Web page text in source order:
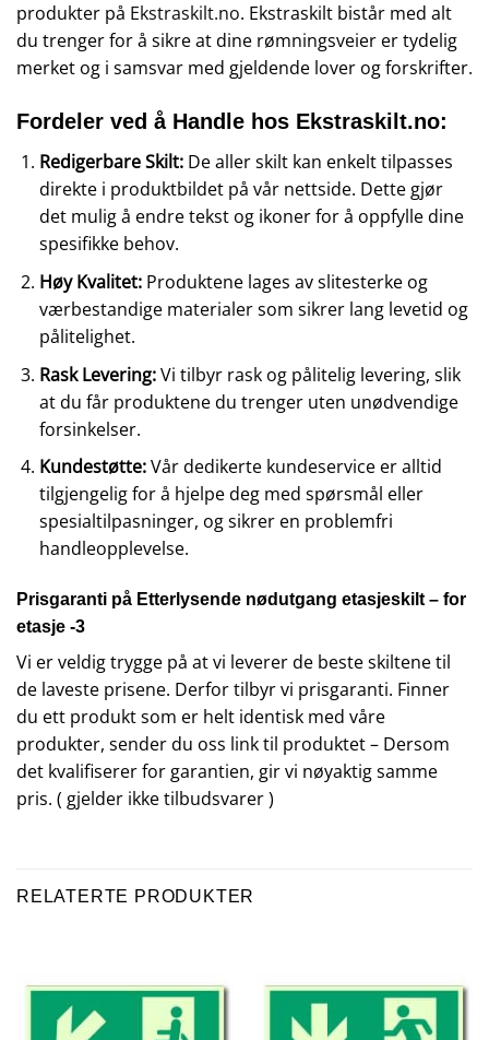
produkter på Ekstraskilt.no. Ekstraskilt bistår med alt
du trenger for å sikre at dine rømningsveier er tydelig
merket og i samsvar med gjeldende lover og forskrifter.
Fordeler ved å Handle hos Ekstraskilt.no:
Redigerbare Skilt:De aller skilt kan enkelt tilpasses
direkte i produktbildet på vår nettside. Dette gjør
det mulig å endre tekst og ikoner for å oppfylle dine
spesifikke behov.
Høy Kvalitet:Produktene lages av slitesterke og
værbestandige materialer som sikrer lang levetid og
pålitelighet.
Rask Levering:Vi tilbyr rask og pålitelig levering, slik
at du får produktene du trenger uten unødvendige
forsinkelser.
Kundestøtte:Vår dedikerte kundeservice er alltid
tilgjengelig for å hjelpe deg med spørsmål eller
spesialtilpasninger, og sikrer en problemfri
handleopplevelse.
Prisgaranti på Etterlysende nødutgang etasjeskilt – for
etasje -3
Vi er veldig trygge på at vi leverer de beste skiltene til
de laveste prisene. Derfor tilbyr vi prisgaranti. Finner
du ett produkt som er helt identisk med våre
produkter, sender du oss link til produktet – Dersom
det kvalifiserer for garantien, gir vi nøyaktig samme
pris. ( gjelder ikke tilbudsvarer )
RELATERTE PRODUKTER